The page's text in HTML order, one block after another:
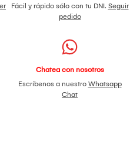
Fácil y rápido sólo con tu DNI. Seguir
pedido
Chatea con nosotros
Escríbenos a nuestro Whatsapp
Chat